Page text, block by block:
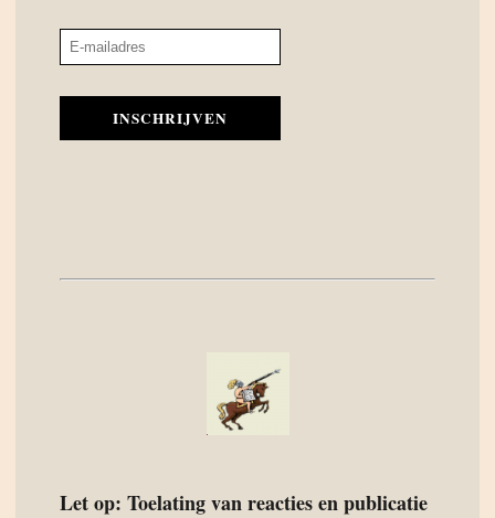
INSCHRIJVEN
Let op: Toelating van reacties en publicatie